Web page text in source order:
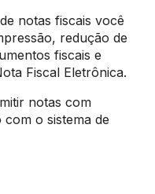
notas fiscais você
redução de
fiscais e
Fiscal Eletrônica.
notas com
o sistema de